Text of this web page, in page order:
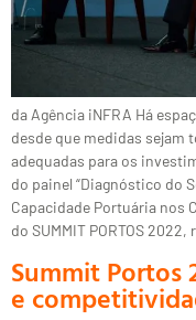
da Agência iNFRA Há
desde que medidas sejam
adequadas para os
do painel “Diagnóstico do
Capacidade Portuária nos
do SUMMIT PORTOS
Summit Portos
e